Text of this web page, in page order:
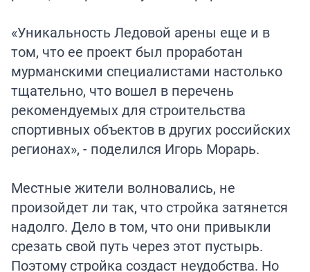
«Уникальность Ледовой арены еще и в
том, что ее проект был проработан
мурманскими специалистами настолько
тщательно, что вошел в перечень
рекомендуемых для строительства
спортивных объектов в других российских
регионах», - поделился Игорь Морарь.
Местные жители волновались, не
произойдет ли так, что стройка затянется
надолго. Дело в том, что они привыкли
срезать свой путь через этот пустырь.
Поэтому стройка создаст неудобства. Но